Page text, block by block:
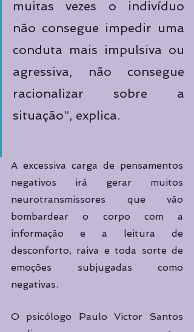
muitas vezes o indivíduo
não consegue impedir uma
conduta mais impulsiva ou
agressiva, não consegue
racionalizar sobre a
situação”, explica.
A excessiva carga de pensamentos
negativos irá gerar muitos
neurotransmissores que vão
bombardear o corpo com a
informação e a leitura de
desconforto, raiva e toda sorte de
emoções subjugadas como
negativas.
O psicólogo Paulo Victor Santos